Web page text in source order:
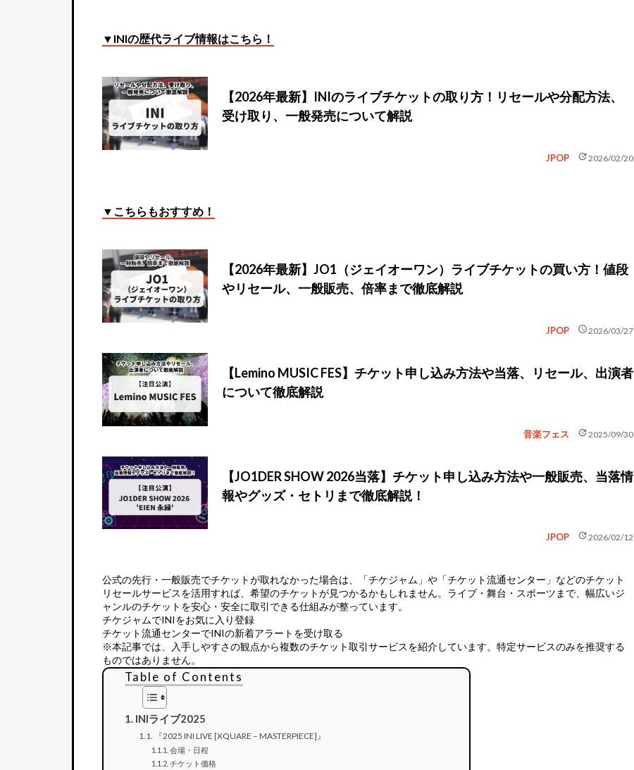
▼INIの歴代ライブ情報はこちら！
【2026年最新】INIのライブチケットの取り方！リセールや分配方法、
受け取り、一般発売について解説
JPOP update2026/02/20
▼こちらもおすすめ！
【2026年最新】JO1（ジェイオーワン）ライブチケットの買い方！値段
やリセール、一般販売、倍率まで徹底解説
JPOP schedule2026/03/27
【Lemino MUSIC FES】チケット申し込み方法や当落、リセール、出演者
について徹底解説
音楽フェス update2025/09/30
【JO1DER SHOW 2026当落】チケット申し込み方法や一般販売、当落情
報やグッズ・セトリまで徹底解説！
JPOP update2026/02/12
公式の先行・一般販売でチケットが取れなかった場合は、
「チケジャム」や「チケット流通センター」などのチケット
リセールサービスを活用すれば、希望のチケットが見つかるかもしれません。ライブ・舞台・スポーツまで、幅広いジ
ャンルのチケットを安心・安全に取引できる仕組みが整っています。
チケジャムでINIをお気に入り登録
チケット流通センターでINIの新着アラートを受け取る
※本記事では、入手しやすさの観点から複数のチケット取引サービスを紹介しています。特定サービスのみを推奨する
ものではありません。
Table of Contents
INIライブ2025
『2025 INI LIVE [XQUARE – MASTERPIECE]』
会場・日程
チケット価格